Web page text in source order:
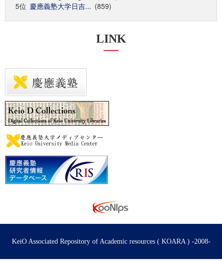
5位 慶應義塾大学日吉... (859)
LINK
KeiO Associated Repository of Academic resources ( KOARA ) -2008-